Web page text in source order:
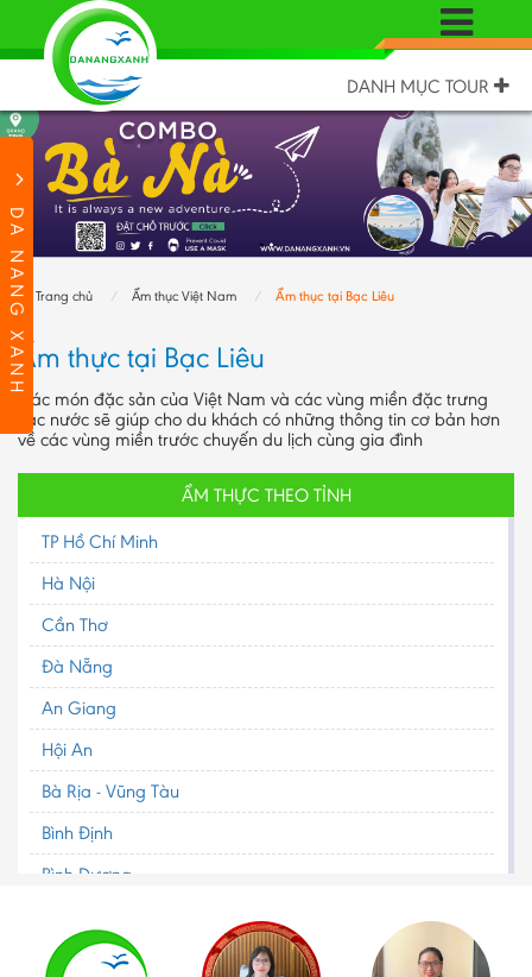
DANH MỤC TOUR
DA NANG XANH Trang chủ Ẩm thục Việt Nam Ẩm thục tại Bạc Liêu
Ẩm thực tại Bạc Liêu
Các món đặc sản của Việt Nam và các vùng miền đặc trưng
các nước sẽ giúp cho du khách có những thông tin cơ bản hơn
về các vùng miền trước chuyến du lịch cùng gia đình
ẨM THỰC THEO TỈNH
TP Hồ Chí Minh
Hà Nội
Cần Thơ
Đà Nẵng
An Giang
Hội An
Bà Rịa - Vũng Tàu
Bình Định
Bình Dương
Bình Thuận